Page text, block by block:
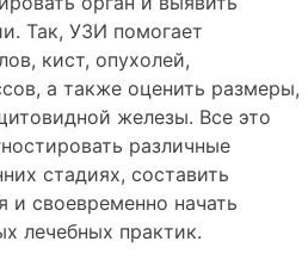
Так, УЗИ помогает
кист, опухолей,
а также оценить размеры,
железы. Все это
различные
стадиях, составить
и своевременно начать
лечебных практик.